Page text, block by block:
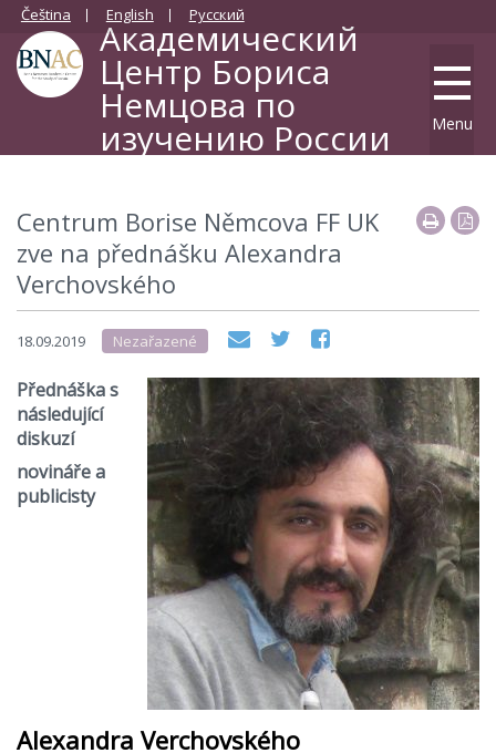
Академический
Центр Бориса
Немцова по
изучению России
Centrum Borise Němcova FF UK
zve na přednášku Alexandra
Verchovského
18.09.2019 Nezařazené
Přednáška s
následující
diskuzí
novináře a
publicisty
Alexandra Verchovského
Menu
Čeština English Русский